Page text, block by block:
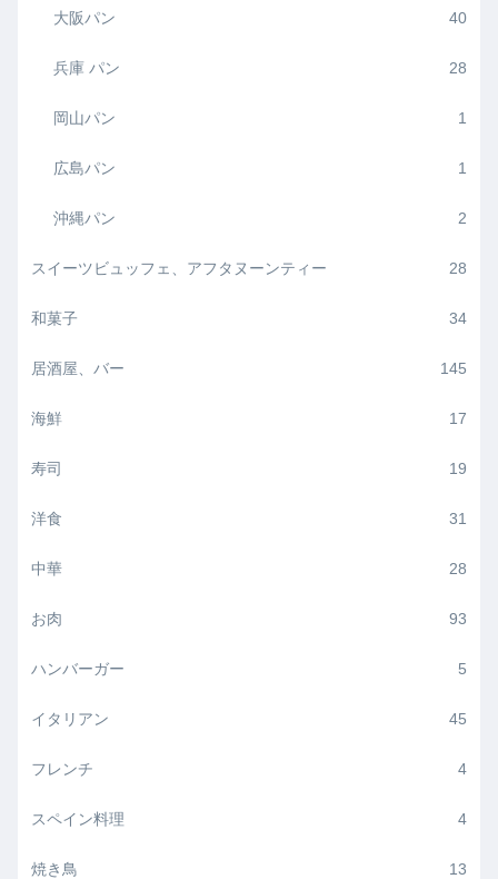
大阪パン 40
兵庫 パン 28
岡山パン 1
広島パン 1
沖縄パン 2
スイーツビュッフェ、アフタヌーンティー 28
和菓子 34
居酒屋、バー 145
海鮮 17
寿司 19
洋食 31
中華 28
お肉 93
ハンバーガー 5
イタリアン 45
フレンチ 4
スペイン料理 4
焼き鳥 13